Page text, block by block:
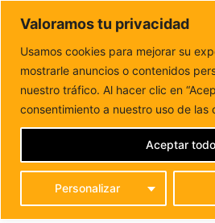
Valoramos tu privacidad
Usamos cookies para mejorar su
mostrarle anuncios o contenidos
nuestro tráfico. Al hacer clic en
consentimiento a nuestro uso de las
Personalizar
Aceptar todo
DUNAS FM
Tu informacion de
Inicio FUERTEVENTURA
Alcalde y
asociación vecinal Costa de Antigua
ALCALDE Y
RECIBEN LA
ASOCIACIÓN
COSTA DE